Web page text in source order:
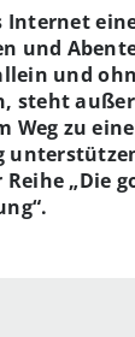
Internet
und
und
steht außer
Weg zu
„Die